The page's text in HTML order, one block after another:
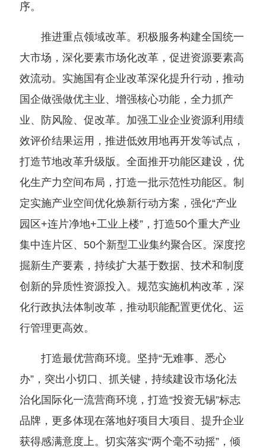
序。
推进重点领域改革。积极服务构建全国统一
大市场，深化要素市场化改革，促进资源要素高
效流动。实施国有企业改革深化提升行动，推动
国企做强做优主业、增强核心功能，全力抓产
业、防风险、促改革。加强工业企业资源利用绩
效评价结果运用，推进低效用地再开发等试点，
打造节地改革升级版。全面推开功能区建设，优
化生产力空间布局，打造一批示范性功能区。制
定实施产业空间优化焕新行动方案，强化“产业
园区+连片净地+工业上楼”，打造50个重大产业
集中连片区、50个新型工业集约聚合区。深度挖
掘新生产要素，持续扩大基于数据、技术和制度
创新的异质性资源投入。规范实施机构改革，深
化行政执法体制改革，推动职能配置更优化、运
行管理更高效。
打造最优营商环境。坚持“无难事、悉心
办”，突出小切口、抓关键，持续建设市场化法
治化国际化一流营商环境，打造“投资无锡”标志
品牌，更多体现在落地好项目大项目、提升企业
获得感满意度上。切实落实“两个毫不动摇”，倾